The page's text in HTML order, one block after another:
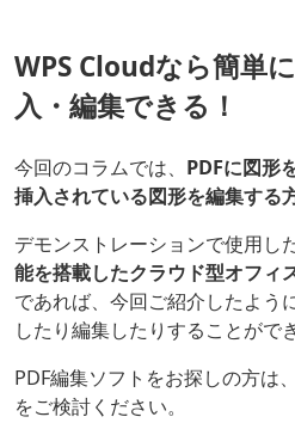
WPS Cloudなら簡単
入・編集できる！
今回のコラムでは、 PDFに図形
挿入されている図形を編集する
デモンストレーションで使用し
能を搭載したクラウド型オフィ
であれば、今回ご紹介したよう
したり編集したりすることがで
PDF編集ソフトをお探しの方は
をご検討ください。